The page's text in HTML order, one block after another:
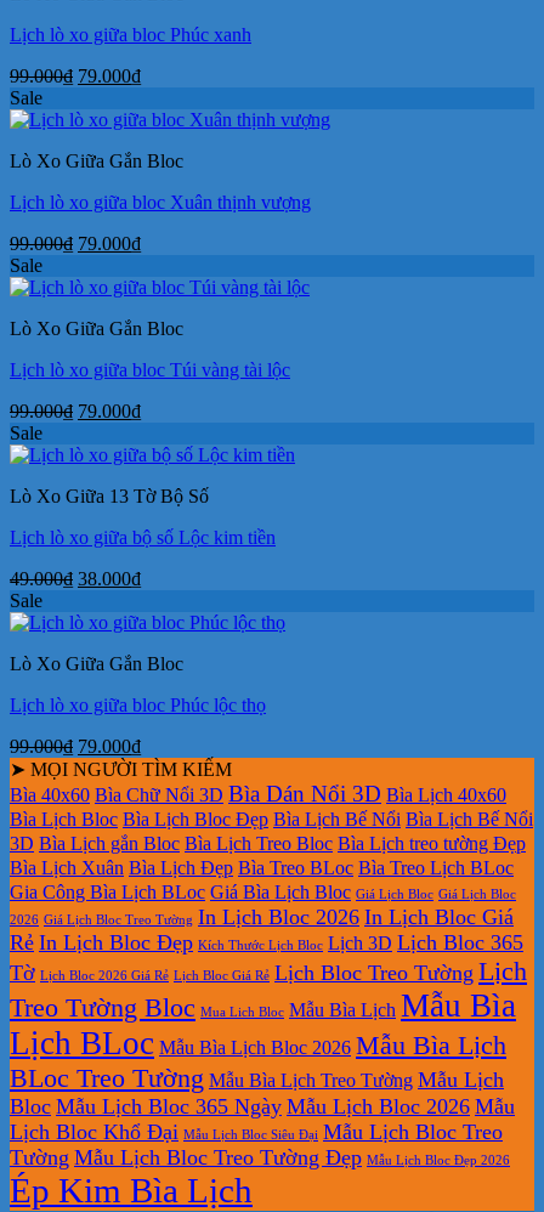
Lịch lò xo giữa bloc Phúc xanh
99.000₫ Giá
là:
79.000₫Giá
tại
79.000₫.
Sale
Lò Xo Giữa Gắn Bloc
Lịch lò xo giữa bloc Xuân thịnh vượng
99.000₫ Giá
là:
79.000₫Giá
tại
79.000₫.
Sale
Lò Xo Giữa Gắn Bloc
Lịch lò xo giữa bloc Túi vàng tài lộc
99.000₫ Giá
là:
79.000₫Giá
tại
79.000₫.
Sale
Lò Xo Giữa 13 Tờ Bộ Số
Lịch lò xo giữa bộ số Lộc kim tiền
49.000₫ Giá
là:
38.000₫Giá
tại
38.000₫.
Sale
Lò Xo Giữa Gắn Bloc
Lịch lò xo giữa bloc Phúc lộc thọ
99.000₫ Giá
gốc
là:
99.000₫.
79.000₫Giá
hiện
tại
là:
79.000₫.
➤ MỌI NGƯỜI TÌM KIẾM
Bìa 40x60 Bìa Chữ Nổi 3D Bìa Dán Nổi 3D Bìa Lịch 40x60
Bìa Lịch Bloc Bìa Lịch Bloc Đẹp Bìa Lịch Bế Nổi Bìa Lịch Bế Nổi
3D Bìa Lịch gắn Bloc Bìa Lịch Treo Bloc Bìa Lịch treo tường Đẹp
Bìa Lịch Xuân Bìa Lịch Đẹp Bìa Treo BLoc Bìa Treo Lịch BLoc
Gia Công Bìa Lịch BLoc Giá Bìa Lịch Bloc Giá Lịch Bloc Giá Lịch Bloc
2026 Giá Lịch Bloc Treo Tường In Lịch Bloc 2026 In Lịch Bloc Giá
Rẻ In Lịch Bloc Đẹp Kích Thước Lịch Bloc Lịch 3D Lịch Bloc 365
Tờ Lịch Bloc 2026 Giá Rẻ Lịch Bloc Giá Rẻ Lịch Bloc Treo Tường Lịch
Treo Tường Bloc Mua Lich Bloc Mẫu Bìa Lịch Mẫu Bìa
Lịch BLoc Mẫu Bìa Lịch Bloc 2026 Mẫu Bìa Lịch
BLoc Treo Tường Mẫu Bìa Lịch Treo Tường Mẫu Lịch
Bloc Mẫu Lịch Bloc 365 Ngày Mẫu Lịch Bloc 2026 Mẫu
Lịch Bloc Khổ Đại Mẫu Lịch Bloc Siêu Đại Mẫu Lịch Bloc Treo
Tường Mẫu Lịch Bloc Treo Tường Đẹp Mẫu Lịch Bloc Đẹp 2026
Ép Kim Bìa Lịch